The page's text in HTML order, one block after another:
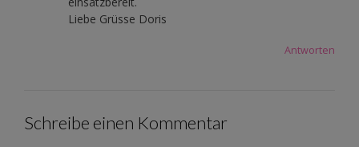
Liebe Grüsse Doris
Antworten
Schreibe einen Kommentar